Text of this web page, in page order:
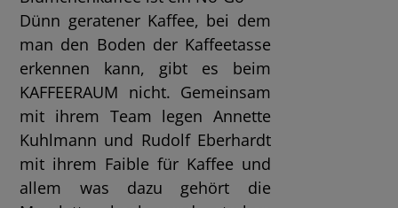
Dünn geratener Kaffee, bei dem
man den Boden der Kaffeetasse
erkennen kann, gibt es beim
KAFFEERAUM nicht. Gemeinsam
mit ihrem Team legen Annette
Kuhlmann und Rudolf Eberhardt
mit ihrem Faible für Kaffee und
allem was dazu gehört die